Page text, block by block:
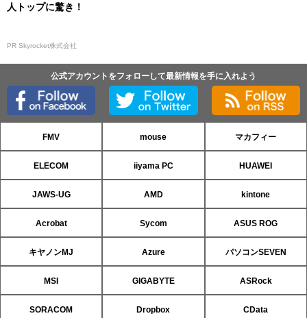
人トップに驚き！
PR Skyrocket株式会社
公式アカウントをフォローして最新情報を手に入れよう
FMV mouse マカフィー
ELECOM iiyama PC HUAWEI
JAWS-UG AMD kintone
Acrobat Sycom ASUS ROG
キヤノンMJ Azure パソコンSEVEN
MSI GIGABYTE ASRock
SORACOM Dropbox CData